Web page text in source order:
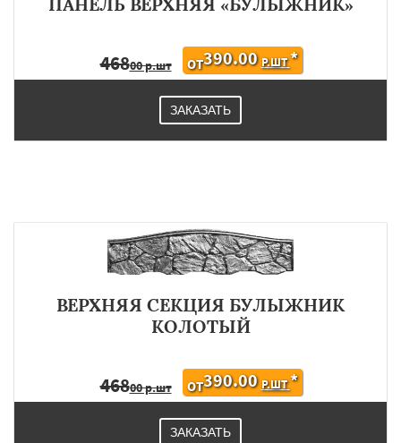
46800 р.шт ОТ390.00 Р.ШТ*
ЗАКАЗАТЬ
ВЕРХНЯЯ СЕКЦИЯ БУЛЫЖНИК
КОЛОТЫЙ
46800 р.шт ОТ390.00 Р.ШТ*
ЗАКАЗАТЬ